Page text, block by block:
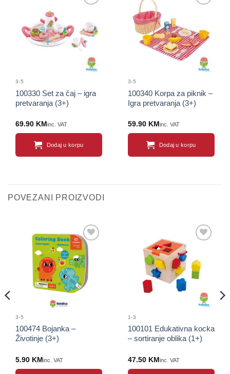
3-5
100330 Set za čaj – igra
pretvaranja (3+)
69.90 KM inc. VAT
Dodaj u korpu
3-5
100340 Korpa za piknik –
Igra pretvaranja (3+)
59.90 KM inc. VAT
Dodaj u korpu
POVEZANI PROIZVODI
Sačuvaj
proizvod
3-5
100474 Bojanka –
Životinje (3+)
5.90 KM inc. VAT
proizvod
1-3
100101 Edukativna kocka
– sortiranje oblika (1+)
47.50 KM inc. VAT